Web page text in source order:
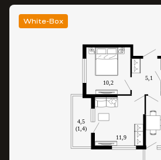
White-Box